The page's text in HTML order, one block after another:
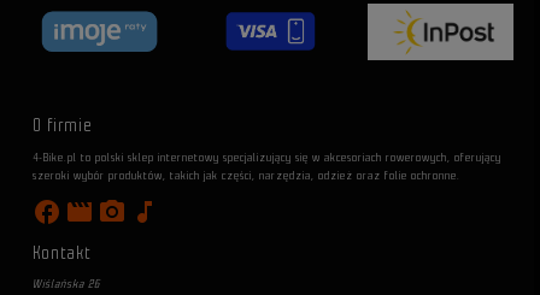
O firmie
4-Bike.pl to polski sklep internetowy specjalizujący się w akcesoriach rowerowych, oferujący
szeroki wybór produktów, takich jak części, narzędzia, odzież oraz folie ochronne.
facebook movie photo_camera music_note
Kontakt
Wiślańska 26